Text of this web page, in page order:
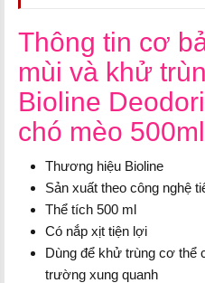
Thông tin cơ
mùi và khử
Bioline
chó mèo 500ml
Thương hiệu Bioline
Sản xuất theo công nghệ
Thể tích 500 ml
Có nắp xịt tiện lợi
Dùng để khử trùng cơ thể
trường xung quanh